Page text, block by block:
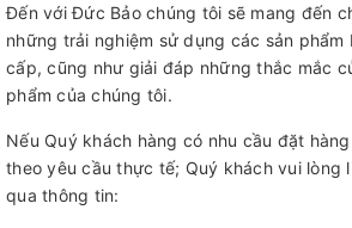
Đến với Đức Bảo chúng tôi sẽ mang đến
những trải nghiệm sử dụng các sản
cấp, cũng như giải đáp những thắc mắc
phẩm của chúng tôi.
Nếu Quý khách hàng có nhu cầu đặt
theo yêu cầu thực tế; Quý khách vui lòng
qua thông tin: